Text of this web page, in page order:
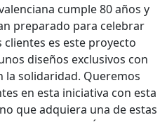
cumple 80 años y
preparado para celebrar
es este proyecto
diseños exclusivos con
la solidaridad. Queremos
en esta iniciativa con esta
que adquiera una de estas